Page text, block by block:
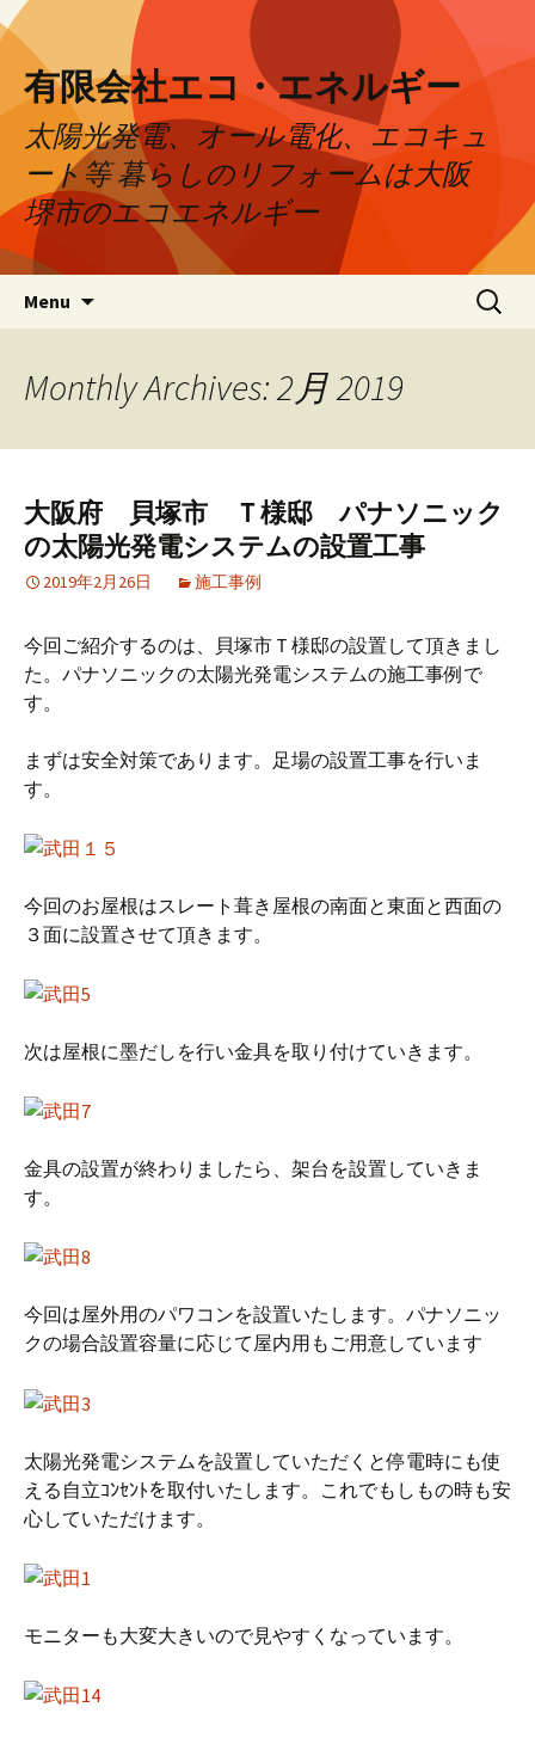
有限会社エコ・エネルギー
太陽光発電、オール電化、エコキュ
ート等 暮らしのリフォームは大阪
堺市のエコエネルギー
Menu
検
Monthly Archives: 2月 2019
大阪府 貝塚市 Ｔ様邸 パナソニック
の太陽光発電システムの設置工事
2019年2月26日 施工事例
今回ご紹介するのは、貝塚市Ｔ様邸の設置して頂きまし
た。パナソニックの太陽光発電システムの施工事例で
す。
まずは安全対策であります。足場の設置工事を行いま
す。
今回のお屋根はスレート葺き屋根の南面と東面と西面の
３面に設置させて頂きます。
次は屋根に墨だしを行い金具を取り付けていきます。
金具の設置が終わりましたら、架台を設置していきま
す。
今回は屋外用のパワコンを設置いたします。パナソニッ
クの場合設置容量に応じて屋内用もご用意しています
太陽光発電システムを設置していただくと停電時にも使
える自立ｺﾝｾﾝﾄを取付いたします。これでもしもの時も安
心していただけます。
モニターも大変大きいので見やすくなっています。